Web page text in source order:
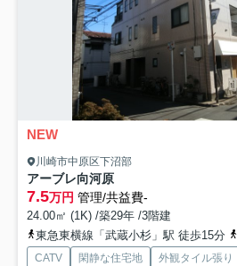
NEW
川崎市中原区下沼部
アーブレ向河原
7.5万円 管理/共益費-
24.00㎡ (1K) /築29年 /3階建
東急東横線「武蔵小杉」駅 徒歩15分
CATV 閑静な住宅地 外観タイル張り